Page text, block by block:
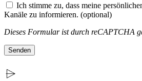
Ich stimme zu, dass meine
Kanäle zu informieren. (optional)
Dieses Formular ist durch reCAPTCHA
Senden